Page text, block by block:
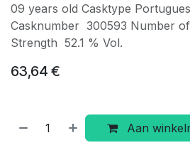
09 years old Casktype
Casknumber 300593 Number
Strength 52.1 % Vol.
63,64 €
Aan